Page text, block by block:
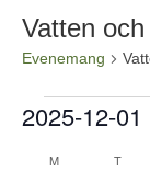
Vatten
Evenemang
2025-12-01
datum.
Kalender
MMÅNDAG T